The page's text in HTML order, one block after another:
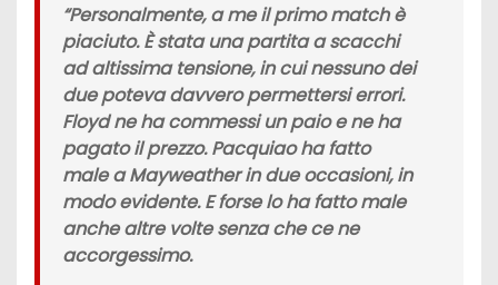
“Personalmente, a me il primo match è
piaciuto. È stata una partita a scacchi
ad altissima tensione, in cui nessuno dei
due poteva davvero permettersi errori.
Floyd ne ha commessi un paio e ne ha
pagato il prezzo. Pacquiao ha fatto
male a Mayweather in due occasioni, in
modo evidente. E forse lo ha fatto male
anche altre volte senza che ce ne
accorgessimo.